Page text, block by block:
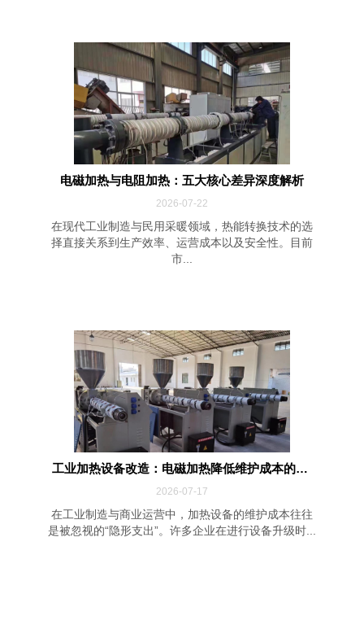
电磁加热与电阻加热：五大核心差异深度解析
2026-07-22
在现代工业制造与民用采暖领域，热能转换技术的选
择直接关系到生产效率、运营成本以及安全性。目前
市...
工业加热设备改造：电磁加热降低维护成本的四...
2026-07-17
在工业制造与商业运营中，加热设备的维护成本往往
是被忽视的“隐形支出”。许多企业在进行设备升级时...